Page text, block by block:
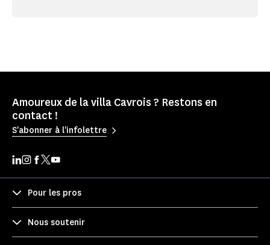
Amoureux de la villa Cavrois ? Restons en
contact !
S'abonner à l'infolettre
Pour les pros
Nous soutenir